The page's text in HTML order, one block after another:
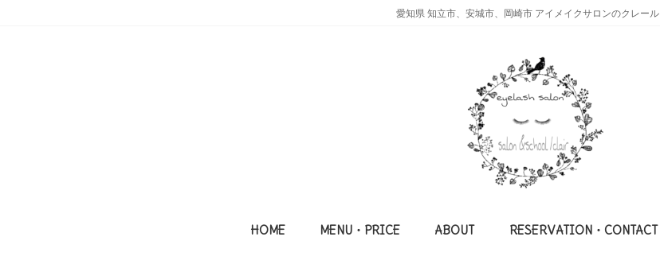
愛知県 知立市、安城市、岡崎市 アイメイクサロンのクレール
HOME MENU・PRICE ABOUT RESERVATION・CONTACT